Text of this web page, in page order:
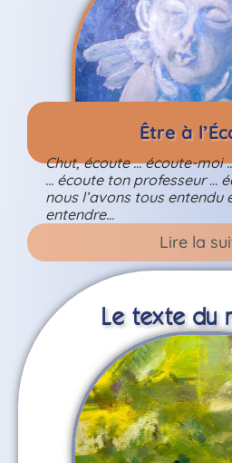
Être à
Chut, écoute … écoute-moi
… écoute ton professeur …
nous l’avons tous entendu
entendre…
Lire la
Le texte du